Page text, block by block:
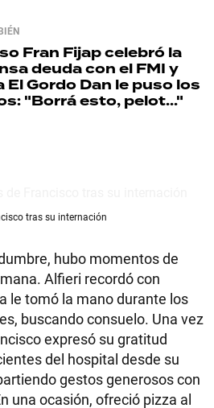
Fran Fijap celebró la
deuda con el FMI y
El Gordo Dan le puso los
"Borrá esto, pelot..."
tras su internación
hubo momentos de
Alfieri recordó con
le tomó la mano durante los
buscando consuelo. Una vez
expresó su gratitud
del hospital desde su
gestos generosos con
una ocasión, ofreció pizza al